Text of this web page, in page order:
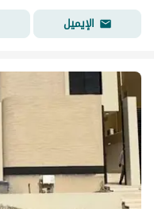
الإيميل